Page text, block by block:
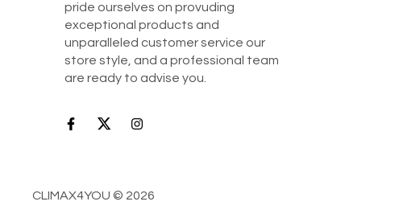
pride ourselves on provuding
exceptional products and
unparalleled customer service our
store style, and a professional team
are ready to advise you.
CLIMAX4YOU © 2026